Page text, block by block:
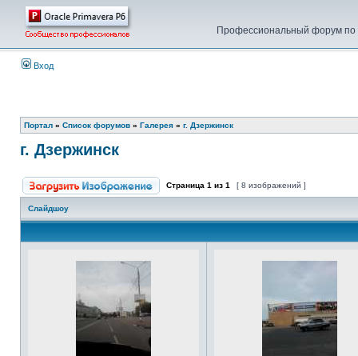
Профессиональный форум по
Вход
Портал » Список форумов » Галерея » г. Дзержинск
г. Дзержинск
Страница 1 из 1 [ 8 изображений ]
Слайдшоу